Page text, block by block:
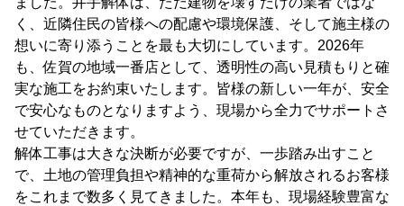
く、近隣住民の皆様への配慮や環境保護、そして施主様の
想いに寄り添うことを最も大切にしています。2026年
も、佐賀の地域一番店として、透明性の高い見積もりと確
実な施工をお約束いたします。皆様の新しい一年が、安全
で安心なものとなりますよう、現場から全力でサポートさ
せていただきます。
解体工事は大きな決断が必要ですが、一歩踏み出すこと
で、土地の管理負担や精神的な重荷から解放されるお客様
をこれまで数多く見てきました。本年も、現場経験豊富な